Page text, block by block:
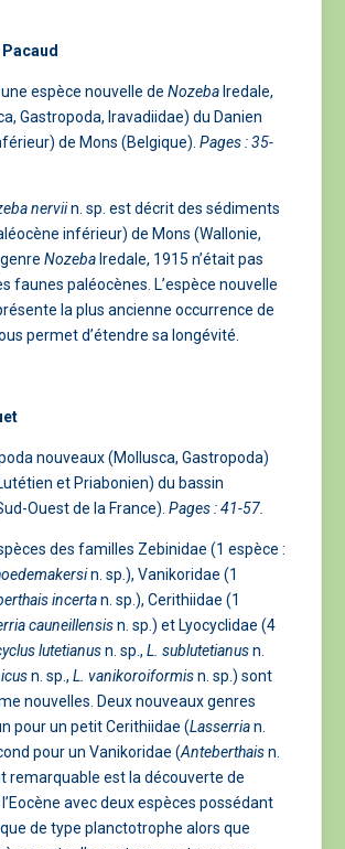
espèce nouvelle deNozeba Iredale,
Gastropoda, Iravadiidae) du Danien
de Mons (Belgique).Pages : 35-
nerviin. sp. est décrit des sédiments
inférieur) de Mons (Wallonie,
genreNozeba Iredale, 1915 n’était pas
faunes paléocènes. L’espèce nouvelle
la plus ancienne occurrence de
permet d’étendre sa longévité.
nouveaux (Mollusca, Gastropoda)
et Priabonien) du bassin
Ouest de la France).Pages : 41-57.
des familles Zebinidae (1 espèce :
n. sp.), Vanikoridae (1
incertan. sp.), Cerithiidae (1
cauneillensisn. sp.) et Lyocyclidae (4
lutetianusn. sp.,L. sublutetianusn.
n. sp.,L. vanikoroiformisn. sp.) sont
nouvelles. Deux nouveaux genres
pour un petit Cerithiidae (Lasserrian.
pour un Vanikoridae (Anteberthaisn.
remarquable est la découverte de
avec deux espèces possédant
de type planctotrophe alors que